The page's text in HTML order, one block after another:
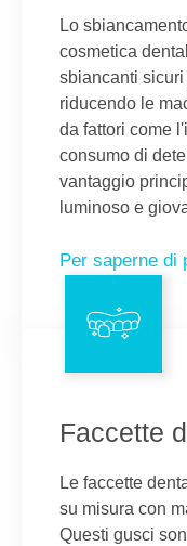
Lo
cosmetica
sbiancanti
riducendo le
da fattori come
consumo di
vantaggio
luminoso e
Per saperne di
Faccette
Le faccette
su misura con
Questi gusci